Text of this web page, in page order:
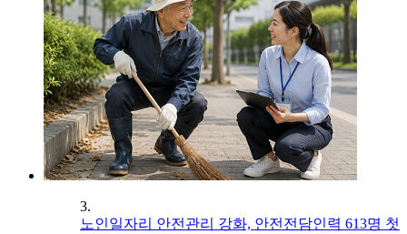
3.
노인일자리 안전관리 강화, 안전전담인력 613명 첫